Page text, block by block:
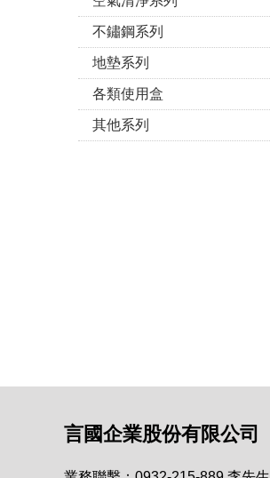
不鏽鋼系列
地墊系列
各類使用盒
其他系列
言國企業股份有限公司